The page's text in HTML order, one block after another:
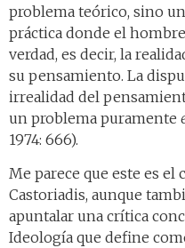
problema teórico, sino
práctica donde el
verdad, es decir, la
su pensamiento. La
irrealidad del
un problema puramente
1974: 666).
Me parece que este es
Castoriadis, aunque
apuntalar una crítica
Ideología que define